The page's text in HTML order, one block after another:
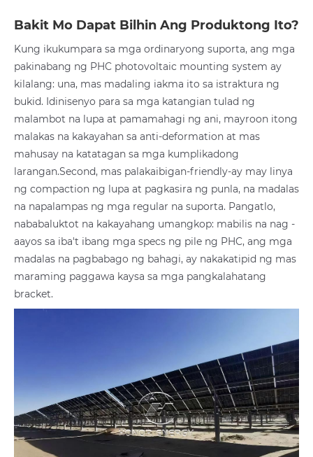
Bakit Mo Dapat Bilhin Ang Produktong Ito?
Kung ikukumpara sa mga ordinaryong suporta, ang mga
pakinabang ng PHC photovoltaic mounting system ay
kilalang: una, mas madaling iakma ito sa istraktura ng
bukid. Idinisenyo para sa mga katangian tulad ng
malambot na lupa at pamamahagi ng ani, mayroon itong
malakas na kakayahan sa anti-deformation at mas
mahusay na katatagan sa mga kumplikadong
larangan.Second, mas palakaibigan-friendly-ay may linya
ng compaction ng lupa at pagkasira ng punla, na madalas
na napalampas ng mga regular na suporta. Pangatlo,
nababaluktot na kakayahang umangkop: mabilis na nag -
aayos sa iba't ibang mga specs ng pile ng PHC, ang mga
madalas na pagbabago ng bahagi, ay nakakatipid ng mas
maraming paggawa kaysa sa mga pangkalahatang
bracket.